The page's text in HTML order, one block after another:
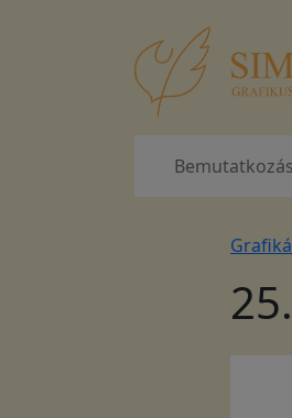
Bemutatkozás